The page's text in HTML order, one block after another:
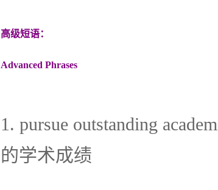
高级短语：
Advanced Phrases
1. pursue outstanding
的学术成绩